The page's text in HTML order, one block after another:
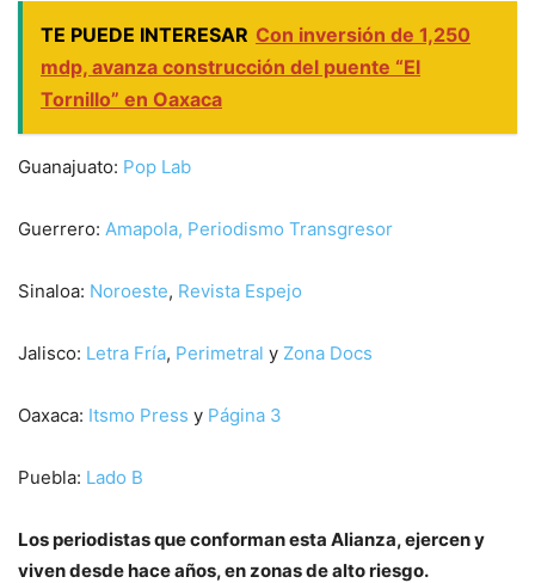
TE PUEDE INTERESAR Con inversión de 1,250
mdp, avanza construcción del puente “El
Tornillo” en Oaxaca
Guanajuato: Pop Lab
Guerrero: Amapola, Periodismo Transgresor
Sinaloa: Noroeste, Revista Espejo
Jalisco: Letra Fría, Perimetral y Zona Docs
Oaxaca: Itsmo Press y Página 3
Puebla: Lado B
Los periodistas que conforman esta Alianza, ejercen y
viven desde hace años, en zonas de alto riesgo.